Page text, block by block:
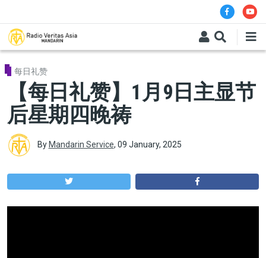
每日礼赞
【每日礼赞】1月9日主显节
后星期四晚祷
By Mandarin Service, 09 January, 2025